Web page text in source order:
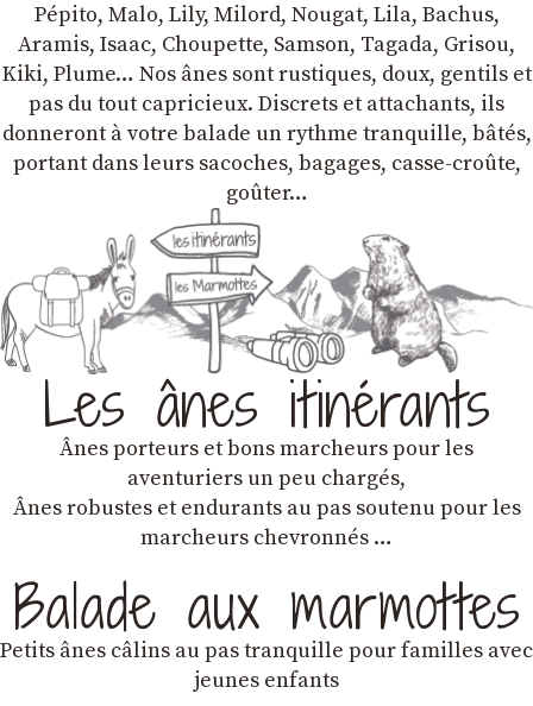
Pépito, Malo, Lily, Milord, Nougat, Lila, Bachus,
Aramis, Isaac, Choupette, Samson, Tagada, Grisou,
Kiki, Plume… Nos ânes sont rustiques, doux, gentils et
pas du tout capricieux. Discrets et attachants, ils
donneront à votre balade un rythme tranquille, bâtés,
portant dans leurs sacoches, bagages, casse-croûte,
goûter…
Les ânes itinérants
Ânes porteurs et bons marcheurs pour les
aventuriers un peu chargés,
Ânes robustes et endurants au pas soutenu pour les
marcheurs chevronnés …
Balade aux marmottes
Petits ânes câlins au pas tranquille pour familles avec
jeunes enfants